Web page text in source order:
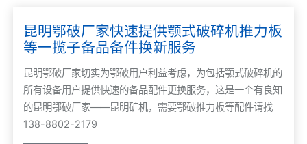
昆明鄂破厂家快速提供颚式破碎机推力板
等一揽子备品备件换新服务
昆明鄂破厂家切实为鄂破用户利益考虑，为包括颚式破碎机的
所有设备用户提供快速的备品配件更换服务，这是一个有良知
的昆明鄂破厂家——昆明矿机，需要鄂破推力板等配件请找
138-8802-2179